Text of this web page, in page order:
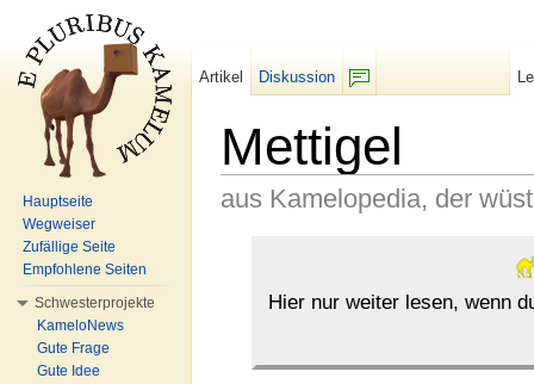
Mettigel
aus Kamelopedia, der
Hier nur weiter lesen, wenn
Artikel
Diskussion
Hauptseite
Wegweiser
Zufällige Seite
Empfohlene Seiten
Schwesterprojekte
KameloNews
Gute Frage
Gute Idee